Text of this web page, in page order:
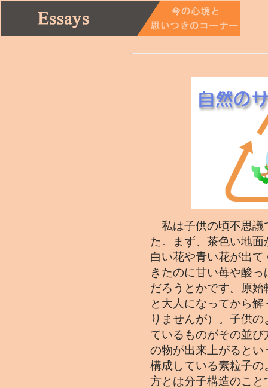
私は子供の頃不思議
た。まず、茶色い地
白い花や青い花が出
きたのに甘い苺や酸
だろうとかです。原
と大人になってから
りませんが）。子供
ているものがその並
の物が出来上がると
構成している素粒子
方とは分子構造のこ